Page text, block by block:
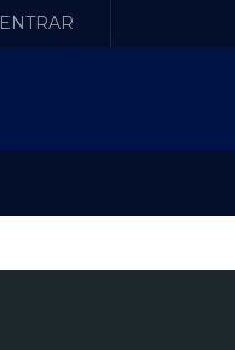
ENTRAR